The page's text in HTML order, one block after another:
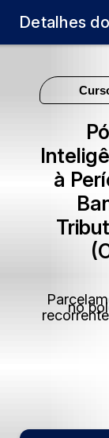
Detalhes
à
no